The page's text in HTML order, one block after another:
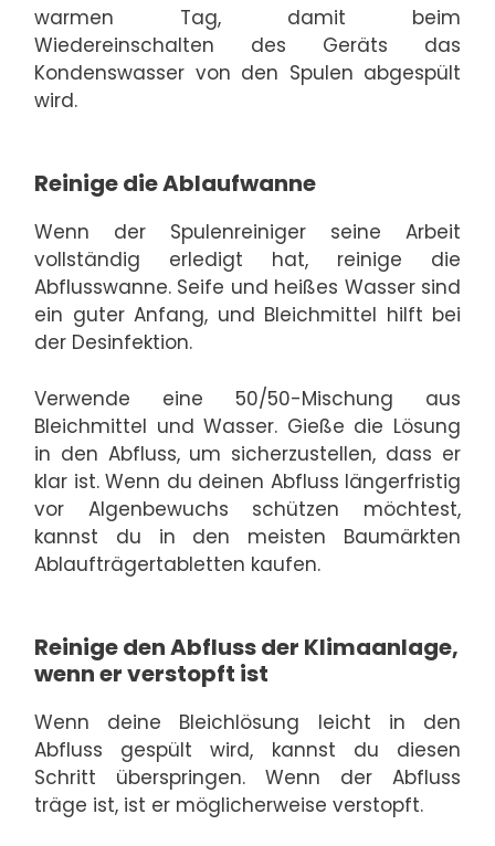
warmen Tag, damit beim
Wiedereinschalten des Geräts das
Kondenswasser von den Spulen abgespült
wird.
Reinige die Ablaufwanne
Wenn der Spulenreiniger seine Arbeit
vollständig erledigt hat, reinige die
Abflusswanne. Seife und heißes Wasser sind
ein guter Anfang, und Bleichmittel hilft bei
der Desinfektion.
Verwende eine 50/50-Mischung aus
Bleichmittel und Wasser. Gieße die Lösung
in den Abfluss, um sicherzustellen, dass er
klar ist. Wenn du deinen Abfluss längerfristig
vor Algenbewuchs schützen möchtest,
kannst du in den meisten Baumärkten
Ablaufträgertabletten kaufen.
Reinige den Abfluss der Klimaanlage,
wenn er verstopft ist
Wenn deine Bleichlösung leicht in den
Abfluss gespült wird, kannst du diesen
Schritt überspringen. Wenn der Abfluss
träge ist, ist er möglicherweise verstopft.